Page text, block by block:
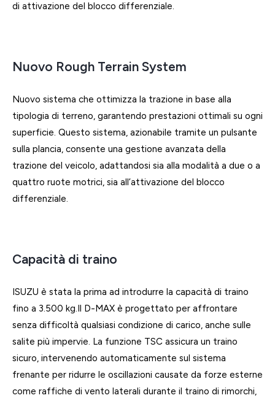
di attivazione del blocco differenziale.
Nuovo Rough Terrain System
Nuovo sistema che ottimizza la trazione in base alla
tipologia di terreno, garantendo prestazioni ottimali su ogni
superficie. Questo sistema, azionabile tramite un pulsante
sulla plancia, consente una gestione avanzata della
trazione del veicolo, adattandosi sia alla modalità a due o a
quattro ruote motrici, sia all’attivazione del blocco
differenziale.
Capacità di traino
ISUZU è stata la prima ad introdurre la capacità di traino
fino a 3.500 kg.Il D-MAX è progettato per affrontare
senza difficoltà qualsiasi condizione di carico, anche sulle
salite più impervie. La funzione TSC assicura un traino
sicuro, intervenendo automaticamente sul sistema
frenante per ridurre le oscillazioni causate da forze esterne
come raffiche di vento laterali durante il traino di rimorchi,